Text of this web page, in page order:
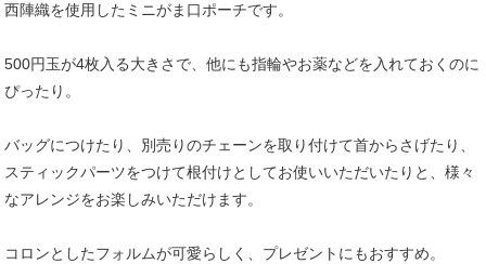
西陣織を使用したミニがま口ポーチです。
500円玉が4枚入る大きさで、他にも指輪やお薬などを入れておくのに
ぴったり。
バッグにつけたり、別売りのチェーンを取り付けて首からさげたり、
スティックパーツをつけて根付けとしてお使いいただいたりと、様々
なアレンジをお楽しみいただけます。
コロンとしたフォルムが可愛らしく、プレゼントにもおすすめ。